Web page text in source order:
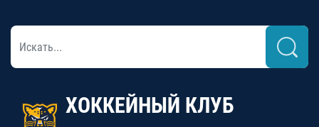
ХОККЕЙНЫЙ КЛУБ